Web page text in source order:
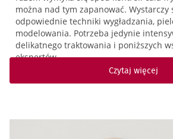
można nad tym zapanować. Wystarczy
odpowiednie techniki wygładzania,
modelowania. Potrzeba jedynie
delikatnego traktowania i poniższych
ekspertów…
Czytaj więcej